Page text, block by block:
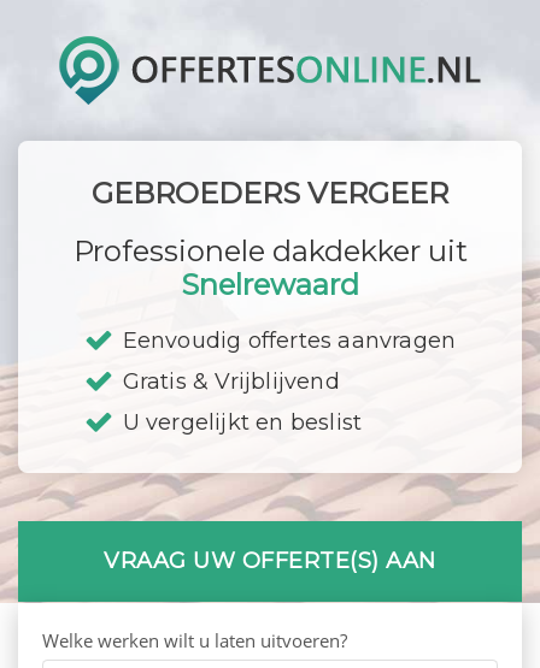
GEBROEDERS VERGEER
Professionele dakdekker uit
Snelrewaard
Eenvoudig offertes aanvragen
Gratis & Vrijblijvend
U vergelijkt en beslist
VRAAG UW OFFERTE(S) AAN
Welke werken wilt u laten uitvoeren?